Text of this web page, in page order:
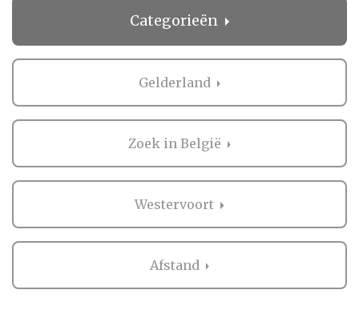
Categorieën
Gelderland
Zoek in België
Westervoort
Afstand